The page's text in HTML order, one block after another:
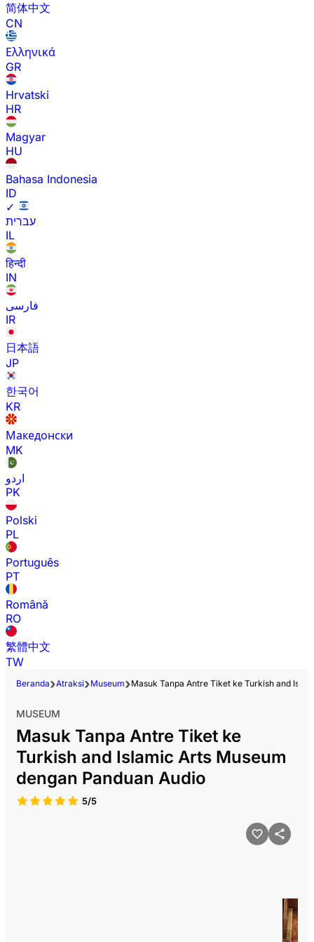
简体中文
CN
Ελληνικά
GR
Hrvatski
HR
Magyar
HU
Bahasa Indonesia
ID
✓
עברית
IL
हिन्दी
IN
فارسی
IR
日本語
JP
한국어
KR
Македонски
MK
اردو
PK
Polski
PL
Português
PT
Română
RO
繁體中文
TW
Beranda Atraksi Museum Masuk Tanpa Antre Tiket ke Turkish and
MUSEUM
Masuk Tanpa Antre Tiket ke
Turkish and Islamic Arts Museum
dengan Panduan Audio
5/5